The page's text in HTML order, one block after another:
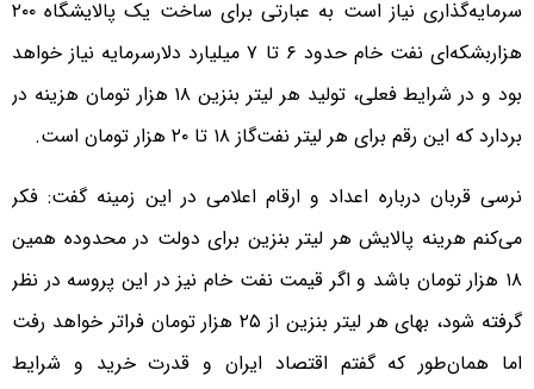
سرمایه‌گذاری نیاز است به عبارتی برای ساخت یک پالایشگاه ۲۰۰
هزاربشکه‌ای نفت خام حدود ۶ تا ۷ میلیارد دلارسرمایه نیاز خواهد
بود و در شرایط فعلی، تولید هر لیتر بنزین ۱۸ هزار تومان هزینه در
بردارد که این رقم برای هر لیتر نفت‌گاز ۱۸ تا ۲۰ هزار تومان است.
نرسی قربان درباره اعداد و ارقام اعلامی در این زمینه گفت: فکر
می‌کنم هرینه پالایش هر لیتر بنزین برای دولت در محدوده همین
۱۸ هزار تومان باشد و اگر قیمت نفت خام نیز در این پروسه در نظر
گرفته شود، بهای هر لیتر بنزین از ۲۵ هزار تومان فراتر خواهد رفت
اما همان‌طور که گفتم اقتصاد ایران و قدرت خرید و شرایط